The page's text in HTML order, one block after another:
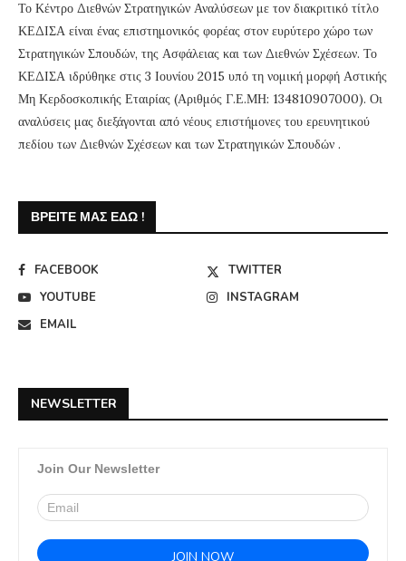
Το Κέντρο Διεθνών Στρατηγικών Αναλύσεων με τον διακριτικό τίτλο
ΚΕΔΙΣΑ είναι ένας επιστημονικός φορέας στον ευρύτερο χώρο των
Στρατηγικών Σπουδών, της Ασφάλειας και των Διεθνών Σχέσεων. Το
ΚΕΔΙΣΑ ιδρύθηκε στις 3 Ιουνίου 2015 υπό τη νομική μορφή Αστικής
Μη Κερδοσκοπικής Εταιρίας (Αριθμός Γ.Ε.ΜΗ: 134810907000). Οι
αναλύσεις μας διεξάγονται από νέους επιστήμονες του ερευνητικού
πεδίου των Διεθνών Σχέσεων και των Στρατηγικών Σπουδών .
ΒΡΕΊΤΕ ΜΑΣ ΕΔΏ !
FACEBOOK
TWITTER
YOUTUBE
INSTAGRAM
EMAIL
NEWSLETTER
Join Our Newsletter